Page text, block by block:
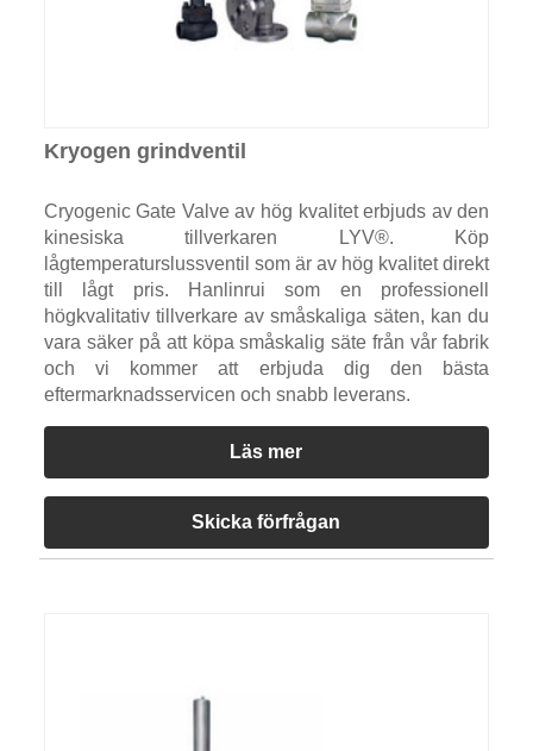
Kryogen grindventil
Cryogenic Gate Valve av hög kvalitet erbjuds av den
kinesiska tillverkaren LYV®. Köp
lågtemperaturslussventil som är av hög kvalitet direkt
till lågt pris. Hanlinrui som en professionell
högkvalitativ tillverkare av småskaliga säten, kan du
vara säker på att köpa småskalig säte från vår fabrik
och vi kommer att erbjuda dig den bästa
eftermarknadsservicen och snabb leverans.
Läs mer
Skicka förfrågan